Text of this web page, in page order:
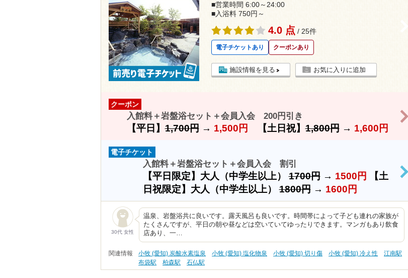
■営業時間 6:00～24:00
■入浴料 750円～
4.0 点 / 25件
電子チケットあり クーポンあり
施設情報を見る お気に入りに追加
クーポン
入館料＋岩盤浴セット＋会員入会 200円引き
【平日】1,700円→ 1,500円 【土日祝】1,800円→ 1,600円
電子チケット
入館料＋岩盤浴セット＋会員入会 割引
【平日限定】大人（中学生以上）1700円→ 1500円
【土
日祝限定】大人（中学生以上）1800円→ 1600円
>
30代 女性
温泉、岩盤浴共に良いです。露天風呂も良いです。時間帯によって子ども連れの家族が
たくさんですが、平日の朝や昼などは空いていてゆったりできます。マンガもあり飲食
店あり、一…
関連情報 小牧 (愛知) 炭酸水素塩泉 小牧 (愛知) 塩化物泉 小牧 (愛知) 切り傷 小牧 (愛知) 冷え性
江南駅
布袋駅
柏森駅 石仏駅